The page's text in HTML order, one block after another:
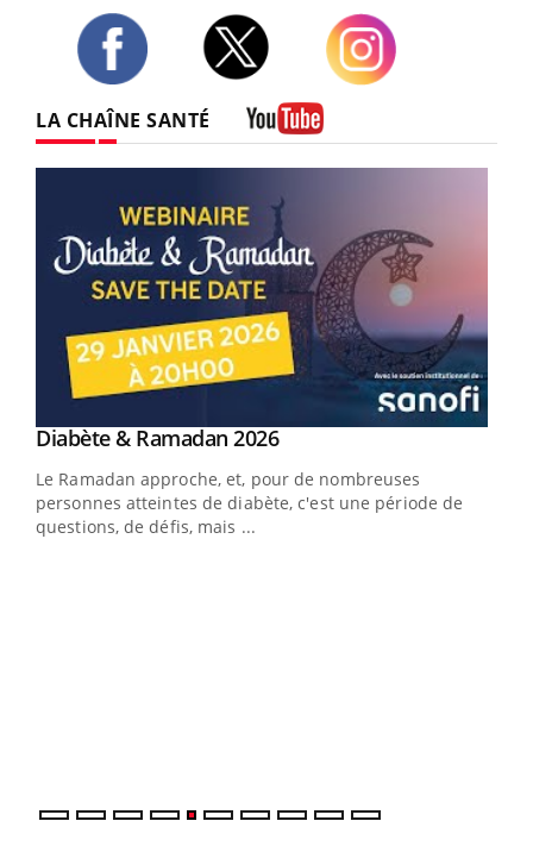
LA CHAÎNE SANTÉ
Youtube
Diabète & Ramadan 2026Youtube
Le Ramadan approche, et, pour de nombreuses
personnes atteintes de diabète, c'est une période de
questions, de défis, mais ...